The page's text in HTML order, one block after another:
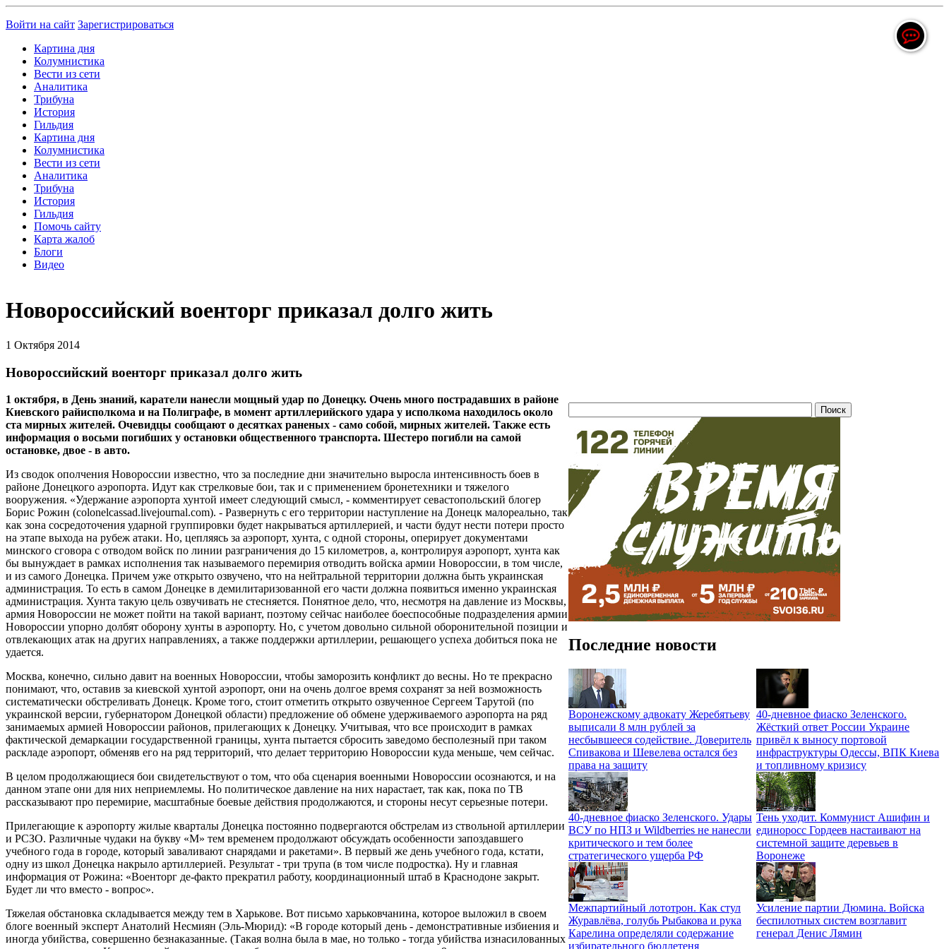
Войти на сайт Зарегистрироваться
Картина дня
Колумнистика
Вести из сети
Аналитика
Трибуна
История
Гильдия
Картина дня
Колумнистика
Вести из сети
Аналитика
Трибуна
История
Гильдия
Помочь сайту
Карта жалоб
Блоги
Видео
Новороссийский военторг приказал долго жить
1 Октября 2014
Новороссийский военторг приказал долго жить
1 октября, в День знаний, каратели нанесли мощный удар по Донецку. Очень много пострадавших в районе
Киевского райисполкома и на Полиграфе, в момент артиллерийского удара у исполкома находилось около
ста мирных жителей. Очевидцы сообщают о десятках раненых - само собой, мирных жителей. Также есть
информация о восьми погибших у остановки общественного транспорта. Шестеро погибли на самой
остановке, двое - в авто.
Из сводок ополчения Новороссии известно, что за последние дни значительно выросла интенсивность боев в
районе Донецкого аэропорта. Идут как стрелковые бои, так и с применением бронетехники и тяжелого
вооружения. «Удержание аэропорта хунтой имеет следующий смысл, - комментирует севастопольский блогер
Борис Рожин (colonelcassad.livejournal.com). - Развернуть с его территории наступление на Донецк малореально, так
как зона сосредоточения ударной группировки будет накрываться артиллерией, и части будут нести потери просто
на этапе выхода на рубеж атаки. Но, цепляясь за аэропорт, хунта, с одной стороны, оперирует документами
минского сговора с отводом войск по линии разграничения до 15 километров, а, контролируя аэропорт, хунта как
бы вынуждает в рамках исполнения так называемого перемирия отводить войска армии Новороссии, в том числе,
и из самого Донецка. Причем уже открыто озвучено, что на нейтральной территории должна быть украинская
администрация. То есть в самом Донецке в демилитаризованной его части должна появиться именно украинская
администрация. Хунта такую цель озвучивать не стесняется. Понятное дело, что, несмотря на давление из Москвы,
армия Новороссии не может пойти на такой вариант, поэтому сейчас наиболее боеспособные подразделения армии
Новороссии упорно долбят оборону хунты в аэропорту. Но, с учетом довольно сильной оборонительной позиции и
отвлекающих атак на других направлениях, а также поддержки артиллерии, решающего успеха добиться пока не
удается.
Москва, конечно, сильно давит на военных Новороссии, чтобы заморозить конфликт до весны. Но те прекрасно
понимают, что, оставив за киевской хунтой аэропорт, они на очень долгое время сохранят за ней возможность
систематически обстреливать Донецк. Кроме того, стоит отметить открыто озвученное Сергеем Тарутой (по
украинской версии, губернатором Донецкой области) предложение об обмене удерживаемого аэропорта на ряд
занимаемых армией Новороссии районов, прилегающих к Донецку. Учитывая, что все происходит в рамках
фактической демаркации государственной границы, хунта пытается сбросить заведомо бесполезный при таком
раскладе аэропорт, обменяв его на ряд территорий, что делает территорию Новороссии куда меньше, чем сейчас.
В целом продолжающиеся бои свидетельствуют о том, что оба сценария военными Новороссии осознаются, и на
данном этапе они для них неприемлемы. Но политическое давление на них нарастает, так как, пока по ТВ
рассказывают про перемирие, масштабные боевые действия продолжаются, и стороны несут серьезные потери.
Прилегающие к аэропорту жилые кварталы Донецка постоянно подвергаются обстрелам из ствольной артиллерии
и РСЗО. Различные чудаки на букву «М» тем временем продолжают обсуждать особенности запоздавшего
учебного года в городе, который заваливают снарядами и ракетами». В первый же день учебного года, кстати,
одну из школ Донецка накрыло артиллерией. Результат - три трупа (в том числе подростка). Ну и главная
информация от Рожина: «Военторг де-факто прекратил работу, координационный штаб в Краснодоне закрыт.
Будет ли что вместо - вопрос».
Тяжелая обстановка складывается между тем в Харькове. Вот письмо харьковчанина, которое выложил в своем
блоге военный эксперт Анатолий Несмиян (Эль-Мюрид): «В городе который день - демонстративные избиения и
иногда убийства, совершенно безнаказанные. (Такая волна была в мае, но только - тогда убийства изнасилованных
Последние новости
Воронежскому адвокату Жеребятьеву
выписали 8 млн рублей за
несбывшееся содействие. Доверитель
Спивакова и Шевелева остался без
права на защиту
40-дневное фиаско Зеленского.
Жёсткий ответ России Украине
привёл к выносу портовой
инфраструктуры Одессы, ВПК Киева
и топливному кризису
40-дневное фиаско Зеленского. Удары
ВСУ по НПЗ и Wildberries не нанесли
критического и тем более
стратегического ущерба РФ
Тень уходит. Коммунист Ашифин и
единоросс Гордеев настаивают на
системной защите деревьев в
Воронеже
Межпартийный лототрон. Как стул
Журавлёва, голубь Рыбакова и рука
Карелина определяли содержание
избирательного бюллетеня
Усиление партии Дюмина. Войска
беспилотных систем возглавит
генерал Денис Лямин